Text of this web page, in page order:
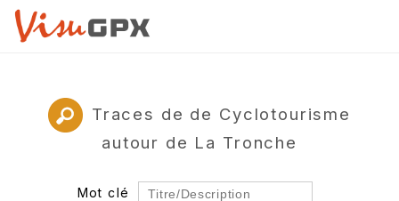
Traces de de Cyclotourisme
autour de La Tronche
Mot clé